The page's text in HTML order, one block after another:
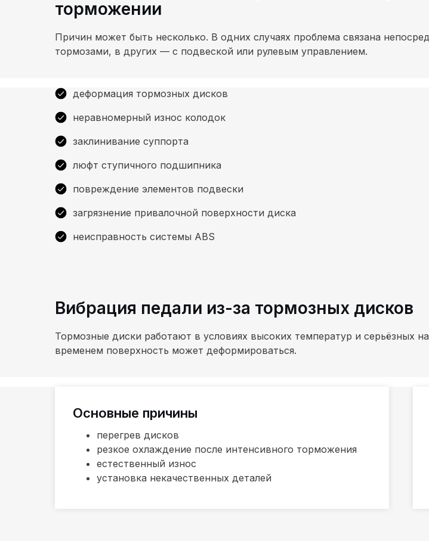
торможении
Причин может быть несколько. В одних случаях проблема связана
тормозами, в других — с подвеской или рулевым управлением.
деформация тормозных дисков
неравномерный износ колодок
заклинивание суппорта
люфт ступичного подшипника
повреждение элементов подвески
загрязнение привалочной поверхности диска
неисправность системы ABS
Вибрация педали из-за тормозных дисков
Тормозные диски работают в условиях высоких температур и серьёзных
временем поверхность может деформироваться.
Основные причины
перегрев дисков
резкое охлаждение после интенсивного торможения
естественный износ
установка некачественных деталей